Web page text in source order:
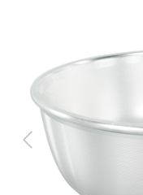
Previous